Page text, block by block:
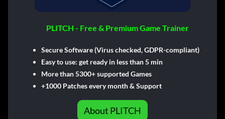
PLITCH - Free & Premium Game Trainer
Secure Software (Virus checked, GDPR-compliant)
Easy to use: get ready in less than 5 min
More than 5300+ supported Games
+1000 Patches every month & Support
About PLITCH